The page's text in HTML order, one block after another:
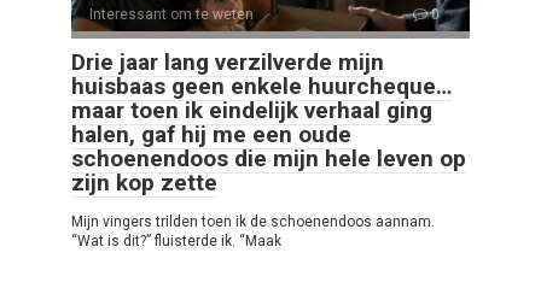
Interessant om te weten 0
Drie jaar lang verzilverde mijn
huisbaas geen enkele huurcheque…
maar toen ik eindelijk verhaal ging
halen, gaf hij me een oude
schoenendoos die mijn hele leven op
zijn kop zette
Mijn vingers trilden toen ik de schoenendoos aannam.
“Wat is dit?” fluisterde ik. “Maak